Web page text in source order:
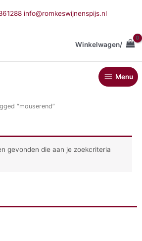
info@romkeswijnenspijs.nl
Winkelwagen/
Menu
Menu
“mouserend”
gevonden die aan je zoekcriteria